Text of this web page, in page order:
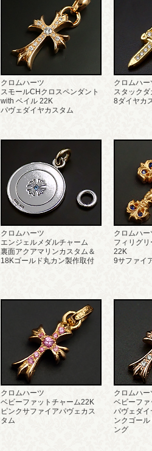
クロムハーツ
スモールCHクロスペンダント
with ベイル 22K
パヴェダイヤカスタム
クロムハー
スタック
8ダイヤカ
クロムハーツ
エンジェルメダルチャーム
裏面アクアマリンカスタム＆
18Kゴールド丸カン製作取付
クロムハー
フィリグ
22K
9サファイ
クロムハーツ
ベビーファットチャーム22K
ピンクサファイアパヴェカス
タム
クロムハー
ベビーファ
パヴェダ
ンクゴー
ング